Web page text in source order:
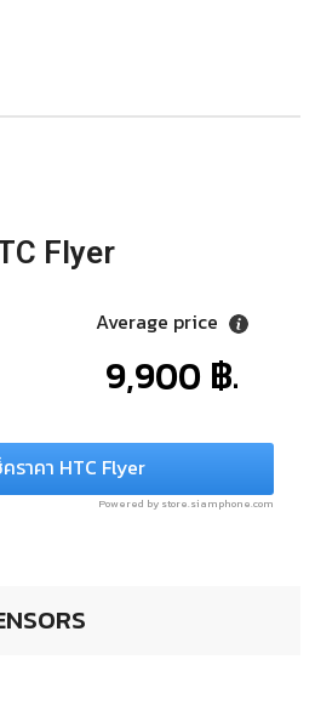
Flyer
Average price
9,900 ฿.
คราคา HTC Flyer
Powered by store.siamphone.com